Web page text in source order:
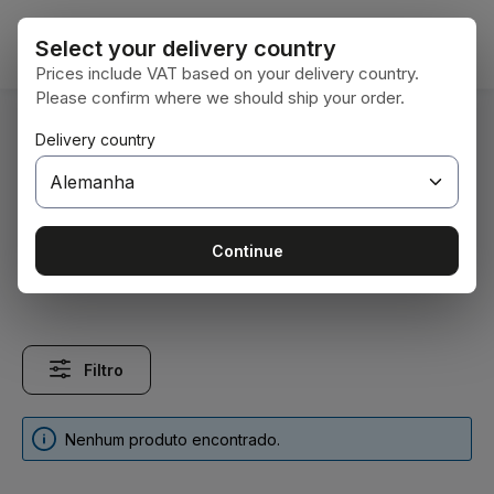
Ir para o conteúdo principal
Você está aqui: Home
Peças de embraiagem
Discos de embraiagem
Discos de embraiagem
Filtro
Nenhum produto encontrado.
Select your delivery country
Prices include VAT based on your delivery country.
Please confirm where we should ship your order.
Delivery country
Continue